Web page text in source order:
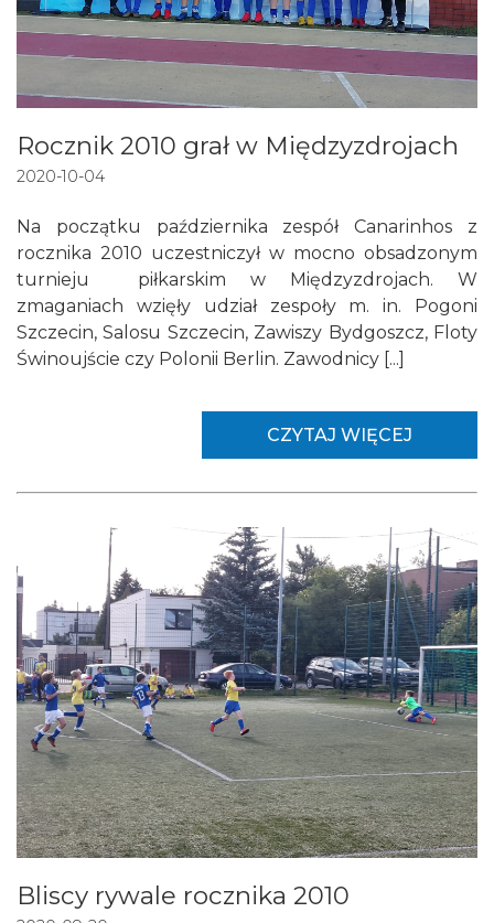
Rocznik 2010 grał w Międzyzdrojach
2020-10-04
Na początku października zespół Canarinhos z
rocznika 2010 uczestniczył w mocno obsadzonym
turnieju piłkarskim w Międzyzdrojach. W
zmaganiach wzięły udział zespoły m. in. Pogoni
Szczecin, Salosu Szczecin, Zawiszy Bydgoszcz, Floty
Świnoujście czy Polonii Berlin. Zawodnicy [...]
CZYTAJ WIĘCEJ
Bliscy rywale rocznika 2010